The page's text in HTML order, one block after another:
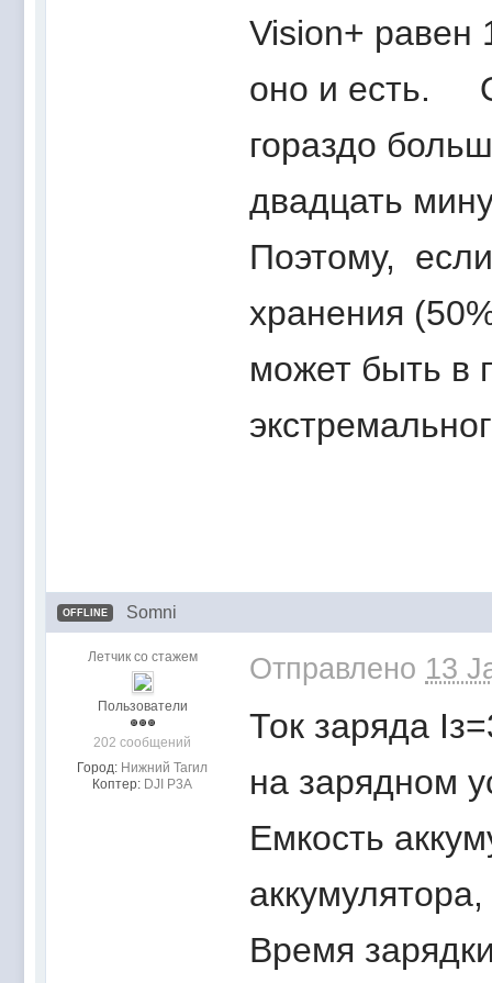
Vision+ равен
оно и есть.
гораздо
двадцать
Поэтому,
хранения
может быть в
OFFLINE Somni
Летчик со стажем
Пользователи
202 сообщений
Город: Нижний Тагил
Коптер: DJI P3A
Отправлено 13
Ток заряда
на зарядном
Емкость
Время